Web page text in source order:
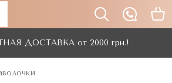
ДОСТАВКА от 2000 грн.!